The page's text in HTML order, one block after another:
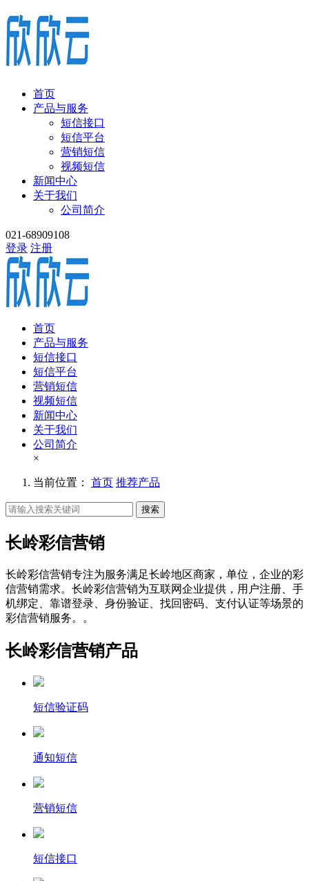
首页
产品与服务
短信接口
短信平台
营销短信
视频短信
新闻中心
关于我们
公司简介
021-68909108
登录 注册
首页
产品与服务
短信接口
短信平台
营销短信
视频短信
新闻中心
关于我们
公司简介
×
当前位置： 首页 推荐产品
搜索
长岭彩信营销
长岭彩信营销专注为服务满足长岭地区商家，单位，企业的彩
信营销需求。长岭彩信营销为互联网企业提供，用户注册、手
机绑定、靠谱登录、身份验证、找回密码、支付认证等场景的
彩信营销服务。。
长岭彩信营销产品
短信验证码
通知短信
营销短信
短信接口